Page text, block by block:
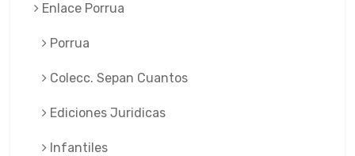
Enlace Porrua
Porrua
Colecc. Sepan Cuantos
Ediciones Juridicas
Infantiles